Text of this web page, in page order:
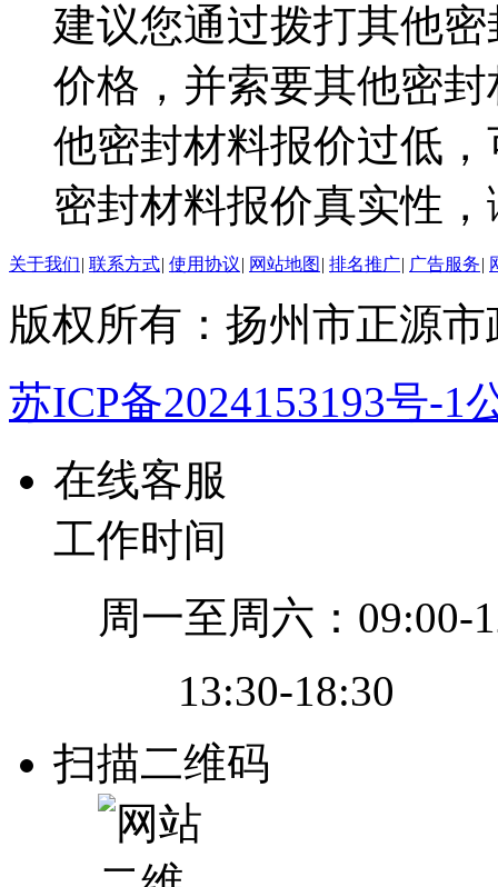
建议您通过拨打其他
价格，并索要其他密
他密封材料报价过低
密封材料报价真实性
关于我们| 联系方式| 使用协议| 网站地图 | 排名推广| 广告服务|
版权所有：扬州市正源
苏ICP备2024153193号-1
在线客服
工作时间
周一至周六：09:00-
13:30-18:30
扫描二维码